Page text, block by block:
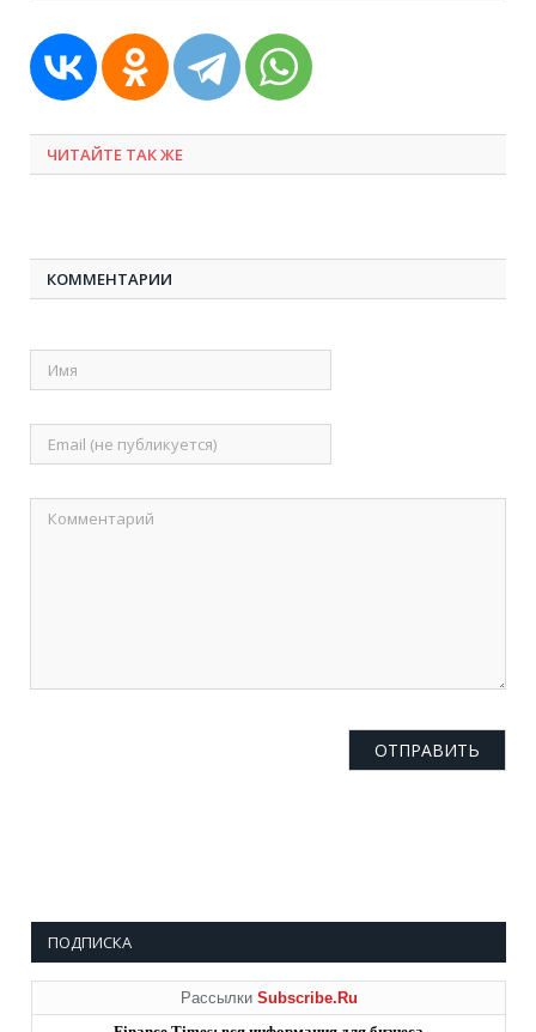
ЧИТАЙТЕ ТАК ЖЕ
КОММЕНТАРИИ
ПОДПИСКА
Рассылки Subscribe.Ru